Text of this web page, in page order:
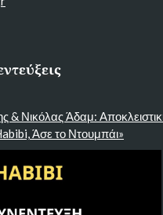
& Νικόλας Άδαμ:
Άσε το Ντουμπάι»